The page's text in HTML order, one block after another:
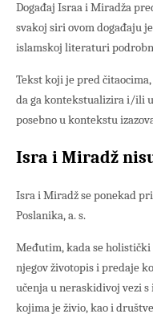
Događaj Israa i Miradža
svakoj siri ovom događaju
islamskoj literaturi
Tekst koji je pred
da ga kontekstualizira i/ili
posebno u kontekstu
Isra i Miradž
Isra i Miradž se ponekad
Poslanika, a. s.
Međutim, kada se holistički
njegov životopis i predaje
učenja u neraskidivoj vezi
kojima je živio, kao i